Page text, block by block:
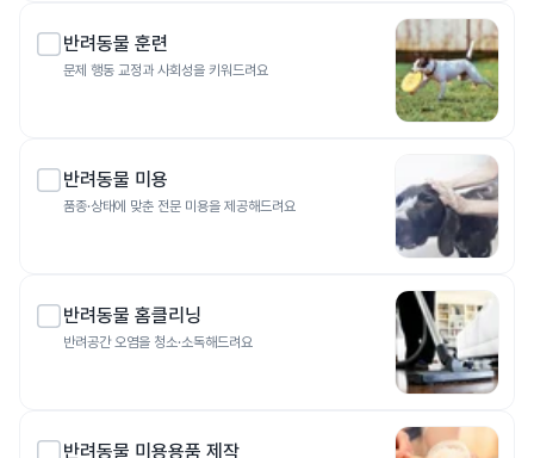
반려동물 훈련
문제 행동 교정과 사회성을 키워드려요
반려동물 미용
품종·상태에 맞춘 전문 미용을 제공해드려요
반려동물 홈클리닝
반려공간 오염을 청소·소독해드려요
반려동물 미용용품 제작